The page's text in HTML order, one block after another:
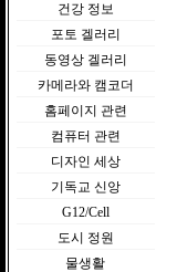
건강 정보
포토 겔러리
동영상 겔러리
카메라와 캠코더
홈페이지 관련
컴퓨터 관련
디자인 세상
기독교 신앙
G12/Cell
도시 정원
물생활